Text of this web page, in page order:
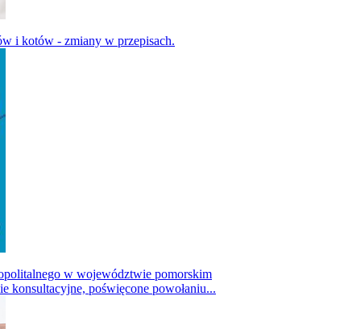
i kotów - zmiany w przepisach.
w województwie pomorskim
konsultacyjne, poświęcone powołaniu...